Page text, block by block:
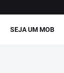
SEJA UM MOB